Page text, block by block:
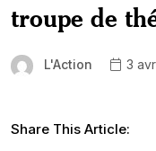
troupe de
L'Action 3
Share This Article: